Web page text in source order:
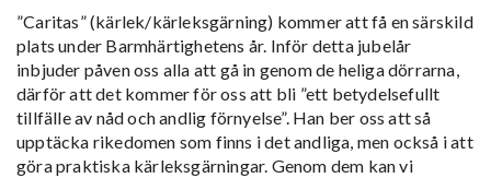
”Caritas” (kärlek/kärleksgärning) kommer att få en särskild
plats under Barmhärtighetens år. Inför detta jubelår
inbjuder påven oss alla att gå in genom de heliga dörrarna,
därför att det kommer för oss att bli ”ett betydelsefullt
tillfälle av nåd och andlig förnyelse”. Han ber oss att så
upptäcka rikedomen som finns i det andliga, men också i att
göra praktiska kärleksgärningar. Genom dem kan vi